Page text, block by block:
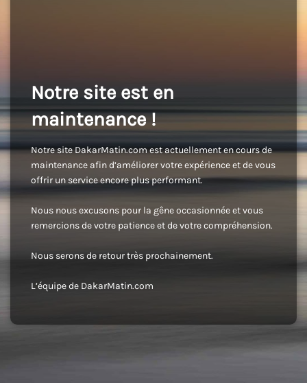
Notre site est en
maintenance !
Notre site DakarMatin.com est actuellement en cours de
maintenance afin d’améliorer votre expérience et de vous
offrir un service encore plus performant.
Nous nous excusons pour la gêne occasionnée et vous
remercions de votre patience et de votre compréhension.
Nous serons de retour très prochainement.
L’équipe de DakarMatin.com